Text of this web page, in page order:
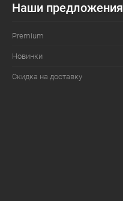
Наши предложения
Premium
Новинки
Скидка на доставку